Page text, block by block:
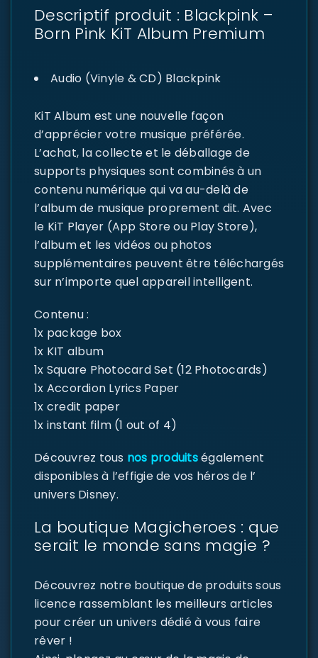
Descriptif produit : Blackpink –
Born Pink KiT Album Premium
Audio (Vinyle & CD) Blackpink
KiT Album est une nouvelle façon
d’apprécier votre musique préférée.
L’achat, la collecte et le déballage de
supports physiques sont combinés à un
contenu numérique qui va au-delà de
l’album de musique proprement dit. Avec
le KiT Player (App Store ou Play Store),
l’album et les vidéos ou photos
supplémentaires peuvent être téléchargés
sur n’importe quel appareil intelligent.
Contenu :
1x package box
1x KIT album
1x Square Photocard Set (12 Photocards)
1x Accordion Lyrics Paper
1x credit paper
1x instant film (1 out of 4)
Découvrez tous nos produitségalement
disponibles à l’effigie de vos héros de l’
univers Disney.
La boutique Magicheroes : que
serait le monde sans magie ?
Découvrez notre boutique de produits sous
licence rassemblant les meilleurs articles
pour créer un univers dédié à vous faire
rêver !